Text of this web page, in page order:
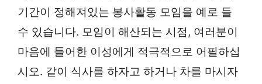
기간이 정해져있는 봉사활동 모임을 예로 들
수 있습니다. 모임이 해산되는 시점, 여러분이
마음에 들어한 이성에게 적극적으로 어필하십
시오. 같이 식사를 하자고 하거나 차를 마시자